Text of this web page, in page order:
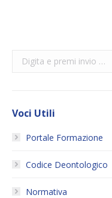
Search:
Voci Utili
Portale Formazione
Codice Deontologico
Normativa